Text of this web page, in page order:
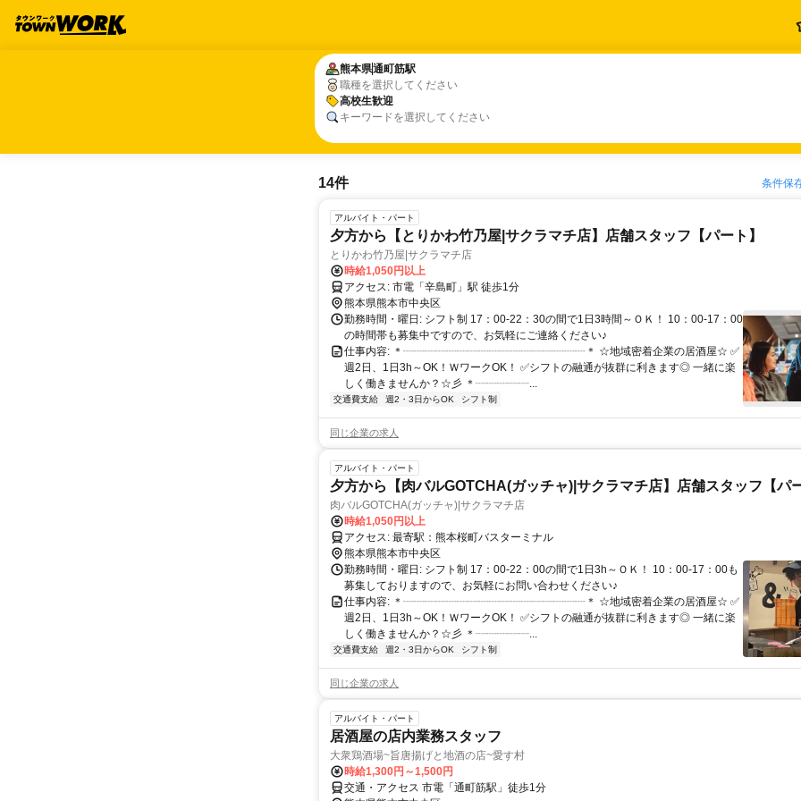
熊本県通町筋駅
職種を選択してください
高校生歓迎
キーワードを選択してください
熊本県通町筋駅
高校生歓迎
14件 条件保
アルバイト・パート
夕方から【とりかわ竹乃屋|サクラマチ店】店舗スタッフ【パート】
とりかわ竹乃屋|サクラマチ店
時給1,050円以上
アクセス: 市電「辛島町」駅 徒歩1分
熊本県熊本市中央区
勤務時間・曜日: シフト制 17：00-22：30の間で1日3時間～ＯＫ！ 10：00-17：00
の時間帯も募集中ですので、お気軽にご連絡ください♪
仕事内容: ＊┈┈┈┈┈┈┈┈┈┈┈┈┈┈┈┈┈＊ ☆地域密着企業の居酒屋☆ ✅
週2日、1日3h～OK！ＷワークOK！ ✅シフトの融通が抜群に利きます◎ 一緒に楽
しく働きませんか？☆彡 ＊┈┈┈┈┈...
交通費支給 週2・3日からOK シフト制
同じ企業の求人
アルバイト・パート
夕方から【肉バルGOTCHA(ガッチャ)|サクラマチ店】店舗スタッフ【パ
肉バルGOTCHA(ガッチャ)|サクラマチ店
時給1,050円以上
アクセス: 最寄駅：熊本桜町バスターミナル
熊本県熊本市中央区
勤務時間・曜日: シフト制 17：00-22：00の間で1日3h～ＯＫ！ 10：00-17：00も
募集しておりますので、お気軽にお問い合わせください♪
仕事内容: ＊┈┈┈┈┈┈┈┈┈┈┈┈┈┈┈┈┈＊ ☆地域密着企業の居酒屋☆ ✅
週2日、1日3h～OK！ＷワークOK！ ✅シフトの融通が抜群に利きます◎ 一緒に楽
しく働きませんか？☆彡 ＊┈┈┈┈┈...
交通費支給 週2・3日からOK シフト制
同じ企業の求人
アルバイト・パート
居酒屋の店内業務スタッフ
大衆鶏酒場~旨唐揚げと地酒の店~愛す村
時給1,300円～1,500円
交通・アクセス 市電「通町筋駅」徒歩1分